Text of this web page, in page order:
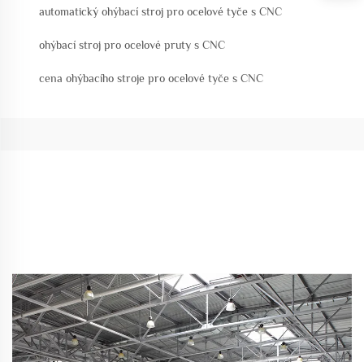
automatický ohýbací stroj pro ocelové tyče s CNC
ohýbací stroj pro ocelové pruty s CNC
cena ohýbacího stroje pro ocelové tyče s CNC